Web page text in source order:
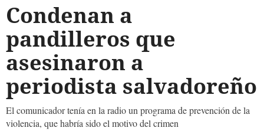
Condenan a
pandilleros que
asesinaron a
periodista salvadoreño
El comunicador tenía en la radio un programa de prevención de la
violencia, que habría sido el motivo del crimen